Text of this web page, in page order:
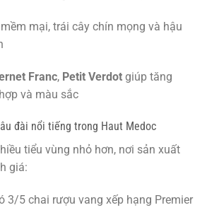
mại, trái cây chín mọng và hậu
Franc, Petit Verdotgiúp tăng
và màu sắc
đài nổi tiếng trong Haut Medoc
tiểu vùng nhỏ hơn, nơi sản xuất
giá:
3/5 chai rượu vang xếp hạng Premier